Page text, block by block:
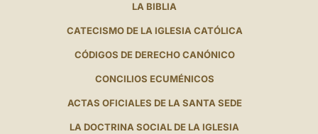
LA BIBLIA
CATECISMO DE LA IGLESIA CATÓLICA
CÓDIGOS DE DERECHO CANÓNICO
CONCILIOS ECUMÉNICOS
ACTAS OFICIALES DE LA SANTA SEDE
LA DOCTRINA SOCIAL DE LA IGLESIA